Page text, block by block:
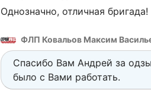
Однозначно, отличная бригада!
ФЛП Ковальов Максим
Спасибо Вам Андрей за
было с Вами работать.